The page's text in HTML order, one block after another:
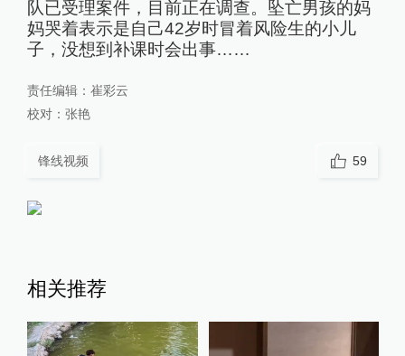
队已受理案件，目前正在调查。坠亡男孩的妈
妈哭着表示是自己42岁时冒着风险生的小儿
子，没想到补课时会出事……
责任编辑： 崔彩云
校对： 张艳
锋线视频 59
相关推荐